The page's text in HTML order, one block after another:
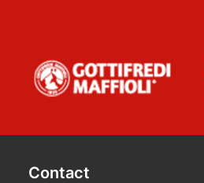
Contact